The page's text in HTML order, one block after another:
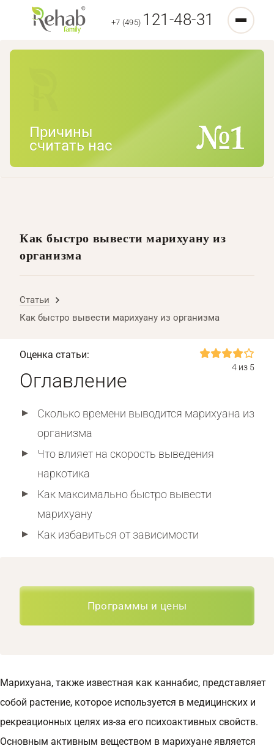
+7 (495) 121-48-31
Причины
считать нас
Как быстро вывести марихуану из
организма
Статьи
Как быстро вывести марихуану из организма
Оценка статьи:
4 из 5
Оглавление
Сколько времени выводится марихуана из
организма
Что влияет на скорость выведения
наркотика
Как максимально быстро вывести
марихуану
Как избавиться от зависимости
Программы и цены
Марихуана, также известная как каннабис, представляет
собой растение, которое используется в медицинских и
рекреационных целях из-за его психоактивных свойств.
Основным активным веществом в марихуане является